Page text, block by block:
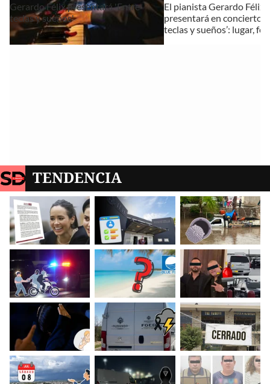
Gerardo Félix presentará 'Entre
teclas y sueños'
El pianista Gerardo Félix
presentará en concierto
teclas y sueños’: lugar,
TENDENCIA